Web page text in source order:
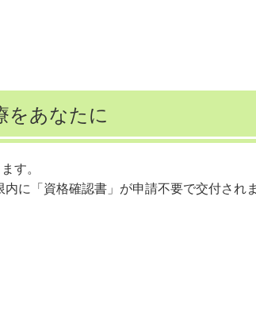
をあなたに
す。
に「資格確認書」が申請不要で交付され